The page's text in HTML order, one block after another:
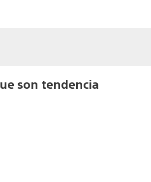
son tendencia